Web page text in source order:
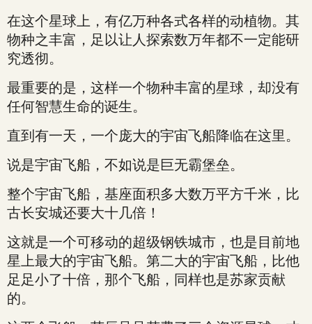
在这个星球上，有亿万种各式各样的动植物。其
物种之丰富，足以让人探索数万年都不一定能研
究透彻。
最重要的是，这样一个物种丰富的星球，却没有
任何智慧生命的诞生。
直到有一天，一个庞大的宇宙飞船降临在这里。
说是宇宙飞船，不如说是巨无霸堡垒。
整个宇宙飞船，基座面积多大数万平方千米，比
古长安城还要大十几倍！
这就是一个可移动的超级钢铁城市，也是目前地
星上最大的宇宙飞船。第二大的宇宙飞船，比他
足足小了十倍，那个飞船，同样也是苏家贡献
的。